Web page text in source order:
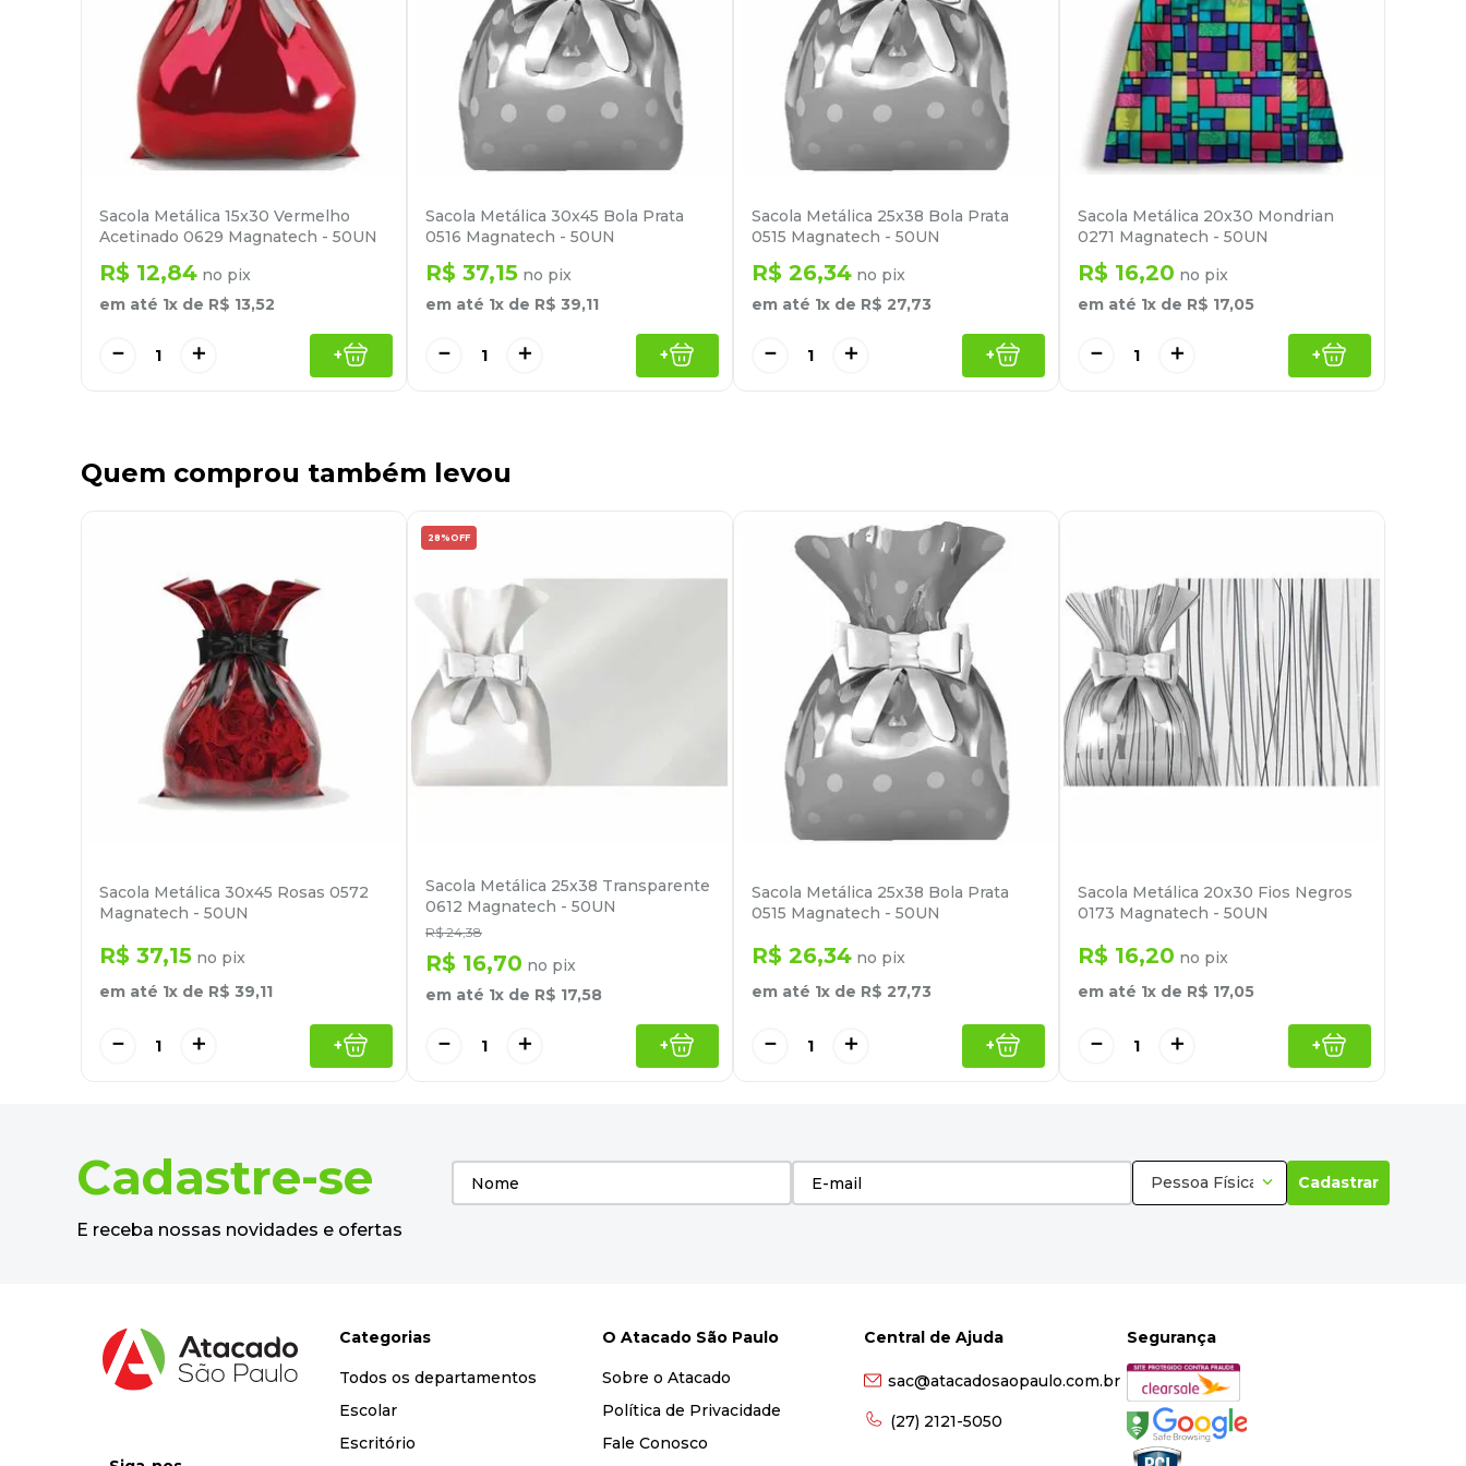
Sacola Metálica 15x30 Vermelho
Acetinado 0629 Magnatech - 50UN
R$ 12,84 no pix
em até 1x de R$ 13,52
＋
－ +
Sacola Metálica 30x45 Bola Prata
0516 Magnatech - 50UN
R$ 37,15 no pix
em até 1x de R$ 39,11
＋
－ +
Sacola Metálica 25x38 Bola Prata
0515 Magnatech - 50UN
R$ 26,34 no pix
em até 1x de R$ 27,73
＋
－ +
Sacola Metálica 20x30 Mondrian
0271 Magnatech - 50UN
R$ 16,20 no pix
em até 1x de R$ 17,05
＋
－ +
Quem comprou também levou
Sacola Metálica 30x45 Rosas 0572
Magnatech - 50UN
R$ 37,15 no pix
em até 1x de R$ 39,11
＋
－ +
28% OFF
Sacola Metálica 25x38 Transparente
0612 Magnatech - 50UN
R$ 24,38
R$ 16,70 no pix
em até 1x de R$ 17,58
＋
－ +
Sacola Metálica 25x38 Bola Prata
0515 Magnatech - 50UN
R$ 26,34 no pix
em até 1x de R$ 27,73
＋
－ +
Sacola Metálica 20x30 Fios Negros
0173 Magnatech - 50UN
R$ 16,20 no pix
em até 1x de R$ 17,05
＋
－ +
Cadastre-se
E receba nossas novidades e ofertas
Pessoa Física Cadastrar
Categorias
Todos os departamentos
Escolar
Escritório
O Atacado São Paulo
Sobre o Atacado
Política de Privacidade
Fale Conosco
Central de Ajuda
sac@atacadosaopaulo.com.br
(27) 2121-5050
Segurança